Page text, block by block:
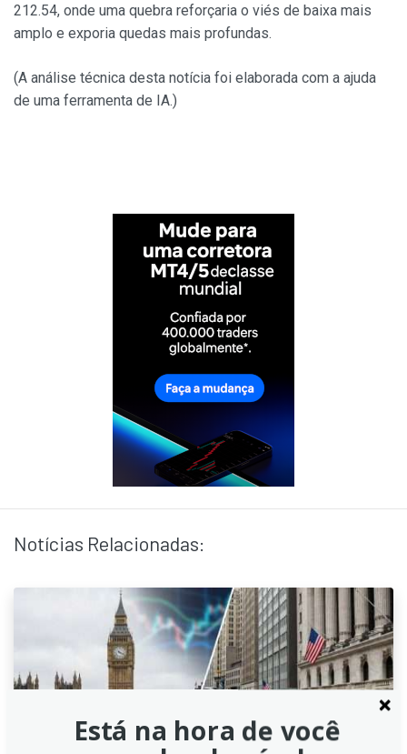
212.54, onde uma quebra reforçaria o viés de baixa mais
amplo e exporia quedas mais profundas.
(A análise técnica desta notícia foi elaborada com a ajuda
de uma ferramenta de IA.)
Notícias Relacionadas:
Está na hora de você